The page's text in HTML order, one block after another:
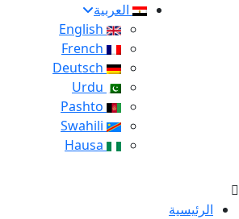
العربية
الرئيسية